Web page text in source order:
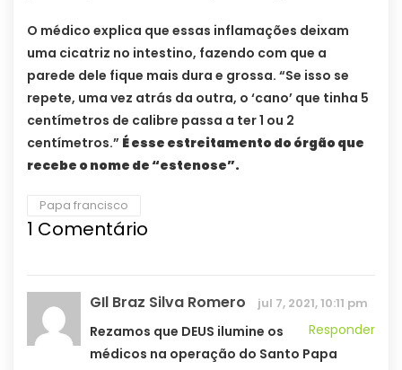
O médico explica que essas inflamações deixam
uma cicatriz no intestino, fazendo com que a
parede dele fique mais dura e grossa. “Se isso se
repete, uma vez atrás da outra, o ‘cano’ que tinha 5
centímetros de calibre passa a ter 1 ou 2
centímetros.” É esse estreitamento do órgão que
recebe o nome de “estenose”.
Papa francisco
1 Comentário
GIl Braz Silva Romero jul 7, 2021, 10:11 pm
Responder
Rezamos que DEUS ilumine os
médicos na operação do Santo Papa